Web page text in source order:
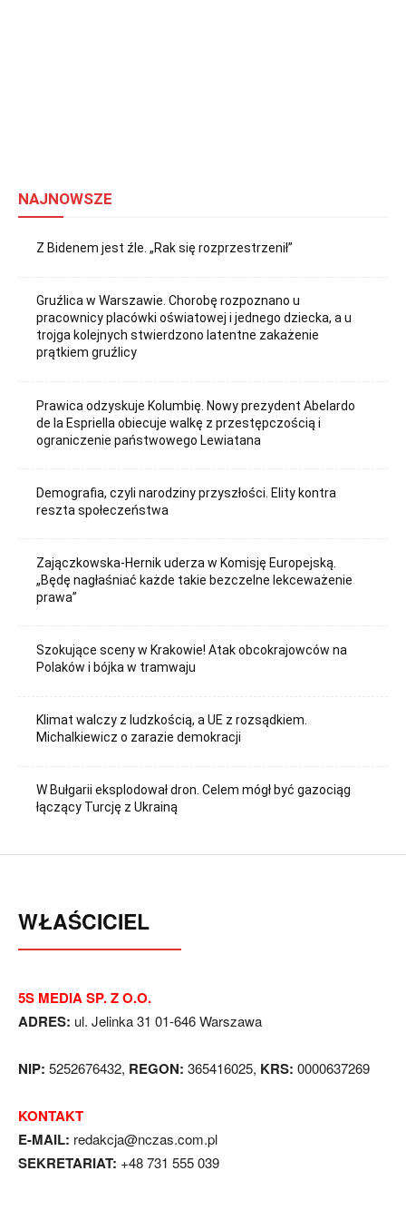
NAJNOWSZE
Z Bidenem jest źle. „Rak się rozprzestrzenił”
Gruźlica w Warszawie. Chorobę rozpoznano u
pracownicy placówki oświatowej i jednego dziecka, a u
trojga kolejnych stwierdzono latentne zakażenie
prątkiem gruźlicy
Prawica odzyskuje Kolumbię. Nowy prezydent Abelardo
de la Espriella obiecuje walkę z przestępczością i
ograniczenie państwowego Lewiatana
Demografia, czyli narodziny przyszłości. Elity kontra
reszta społeczeństwa
Zajączkowska-Hernik uderza w Komisję Europejską.
„Będę nagłaśniać każde takie bezczelne lekceważenie
prawa”
Szokujące sceny w Krakowie! Atak obcokrajowców na
Polaków i bójka w tramwaju
Klimat walczy z ludzkością, a UE z rozsądkiem.
Michalkiewicz o zarazie demokracji
W Bułgarii eksplodował dron. Celem mógł być gazociąg
łączący Turcję z Ukrainą
WŁAŚCICIEL
5S MEDIA SP. Z O.O.
ADRES: ul. Jelinka 31 01-646 Warszawa
NIP: 5252676432, REGON: 365416025, KRS: 0000637269
KONTAKT
E-MAIL: redakcja@nczas.com.pl
SEKRETARIAT: +48 731 555 039